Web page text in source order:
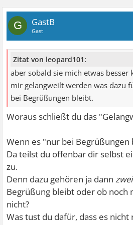
G GastB
Gast
Zitat von leopard101:
aber sobald sie mich etwas besser
mir gelangweilt werden was dazu
bei Begrüßungen bleibt.
Woraus schließt du das
Wenn es "nur bei Begrüßungen
Da teilst du offenbar dir selbst
zu.
Denn dazu gehören ja dannzwei
Begrüßung bleibt oder ob
nicht?
Was tust du dafür, dass es